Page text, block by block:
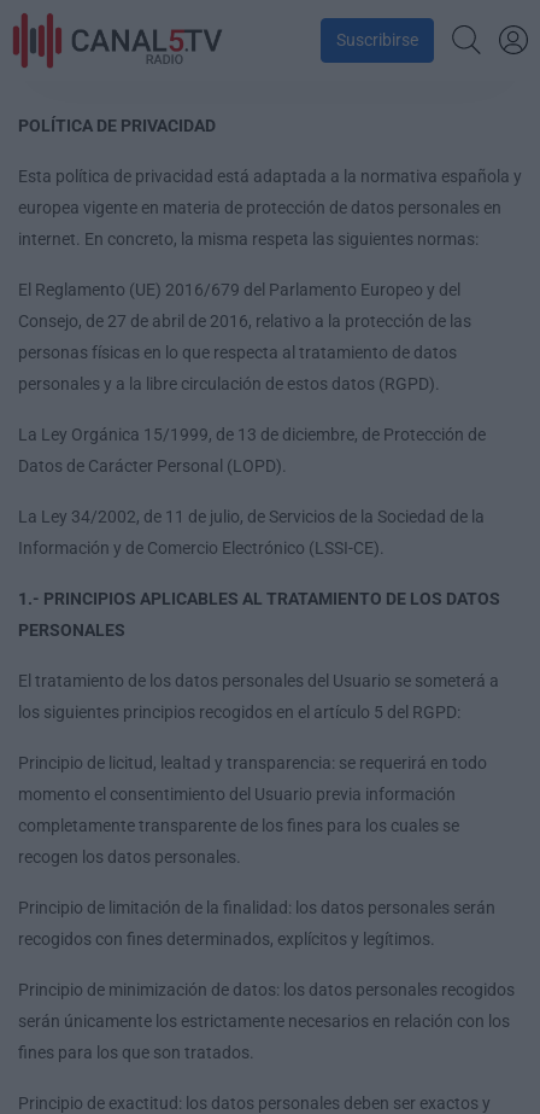
Suscribirse
POLÍTICA DE PRIVACIDAD
Esta política de privacidad está adaptada a la normativa española y
europea vigente en materia de protección de datos personales en
internet. En concreto, la misma respeta las siguientes normas:
El Reglamento (UE) 2016/679 del Parlamento Europeo y del
Consejo, de 27 de abril de 2016, relativo a la protección de las
personas físicas en lo que respecta al tratamiento de datos
personales y a la libre circulación de estos datos (RGPD).
La Ley Orgánica 15/1999, de 13 de diciembre, de Protección de
Datos de Carácter Personal (LOPD).
La Ley 34/2002, de 11 de julio, de Servicios de la Sociedad de la
Información y de Comercio Electrónico (LSSI-CE).
1.- PRINCIPIOS APLICABLES AL TRATAMIENTO DE LOS DATOS
PERSONALES
El tratamiento de los datos personales del Usuario se someterá a
los siguientes principios recogidos en el artículo 5 del RGPD:
Principio de licitud, lealtad y transparencia: se requerirá en todo
momento el consentimiento del Usuario previa información
completamente transparente de los fines para los cuales se
recogen los datos personales.
Principio de limitación de la finalidad: los datos personales serán
recogidos con fines determinados, explícitos y legítimos.
Principio de minimización de datos: los datos personales recogidos
serán únicamente los estrictamente necesarios en relación con los
fines para los que son tratados.
Principio de exactitud: los datos personales deben ser exactos y